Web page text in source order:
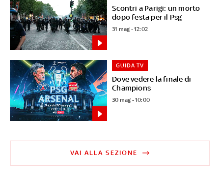
Scontri a Parigi: un morto
dopo festa per il Psg
31 mag - 12:02
Dove vedere la finale di
Champions
GUIDA TV
30 mag - 10:00
VAI ALLA SEZIONE